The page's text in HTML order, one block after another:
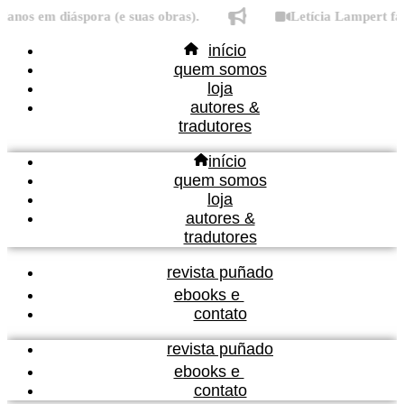
Ir
conteúdo
em diáspora (e suas obras). Letícia Lampert fala
início
quem somos
loja
autores &
tradutores
início
quem somos
loja
autores &
tradutores
revista puñado
ebooks e
contato
revista puñado
ebooks e
contato